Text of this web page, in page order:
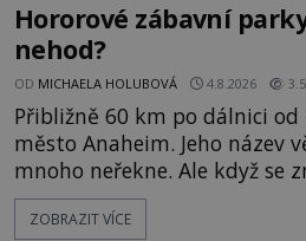
Hororové zábavní
nehod?
OD MICHAELA HOLUBOVÁ 4.8.2026
Přibližně 60 km po dálnici od
město Anaheim. Jeho název
mnoho neřekne. Ale když se
Disneyland, je hned jasno. Zábavní park vyroste na
poklidném místě bývalého
ZOBRAZIT VÍCE